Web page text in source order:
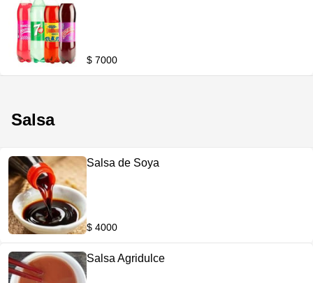
$ 7000
Salsa
Salsa de Soya
$ 4000
Salsa Agridulce